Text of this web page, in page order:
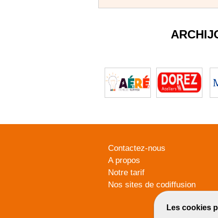
Les cookies
Contactez-nous
A propos
Notre tarif
Nos sites de codiffusion